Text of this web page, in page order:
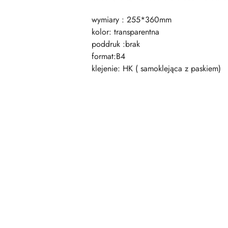
wymiary : 255*360mm
kolor: transparentna
poddruk :brak
format:B4
klejenie: HK ( samoklejąca z paskiem)